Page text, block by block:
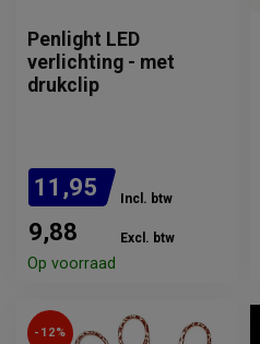
Penlight LED
verlichting - met
drukclip
11,95 Incl. btw
9,88 Excl. btw
Op voorraad
-12%